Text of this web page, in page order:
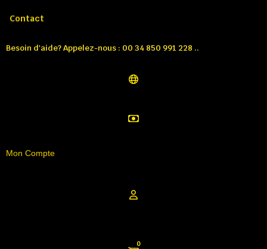
Contact
Besoin d'aide? Appelez-nous : 00 34 850 991 228 ..
Mon Compte
0